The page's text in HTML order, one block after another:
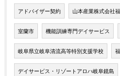
アドバイザー契約 山本産業株式会社
室蘭市 機能訓練専門デイサービス
岐阜県立岐阜清流高等特別支援学校
デイサービス・リゾートアロハ岐阜鏡島